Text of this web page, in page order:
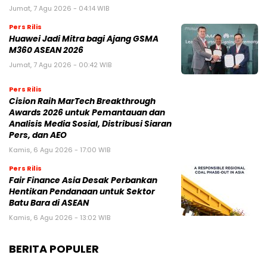
Jumat, 7 Agu 2026 - 04:14 WIB
Pers Rilis
Huawei Jadi Mitra bagi Ajang GSMA
M360 ASEAN 2026
Jumat, 7 Agu 2026 - 00:42 WIB
Pers Rilis
Cision Raih MarTech Breakthrough
Awards 2026 untuk Pemantauan dan
Analisis Media Sosial, Distribusi Siaran
Pers, dan AEO
Kamis, 6 Agu 2026 - 17:00 WIB
Pers Rilis
Fair Finance Asia Desak Perbankan
Hentikan Pendanaan untuk Sektor
Batu Bara di ASEAN
Kamis, 6 Agu 2026 - 13:02 WIB
BERITA POPULER